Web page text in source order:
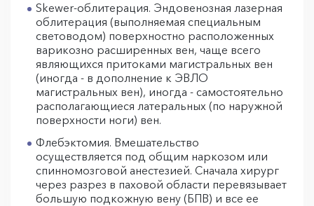
Skewer-облитерация. Эндовенозная лазерная
облитерация (выполняемая специальным
световодом) поверхностно расположенных
варикозно расширенных вен, чаще всего
являющихся притоками магистральных вен
(иногда - в дополнение к ЭВЛО
магистральных вен), иногда - самостоятельно
располагающиеся латеральных (по наружной
поверхности ноги) вен.
Флебэктомия. Вмешательство
осуществляется под общим наркозом или
спинномозговой анестезией. Сначала хирург
через разрез в паховой области перевязывает
большую подкожную вену (БПВ) и все ее